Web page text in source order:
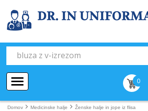
0
Domov Medicinske halje Ženske halje in jope iz flisa